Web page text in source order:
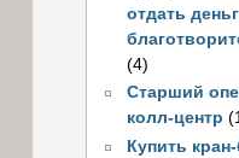
отдать
(4)
Старший
колл-центр
Купить